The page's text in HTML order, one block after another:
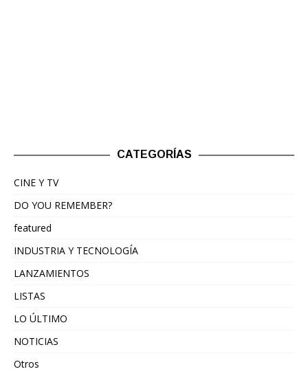
CATEGORÍAS
CINE Y TV
DO YOU REMEMBER?
featured
INDUSTRIA Y TECNOLOGÍA
LANZAMIENTOS
LISTAS
LO ÚLTIMO
NOTICIAS
Otros